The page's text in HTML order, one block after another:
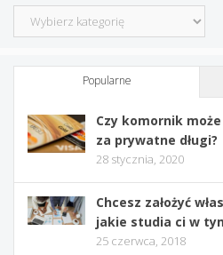
Kategorie
Popularne
Czy komornik
za prywatne długi?
28 stycznia, 2020
Chcesz założyć
jakie studia ci w
25 czerwca, 2018